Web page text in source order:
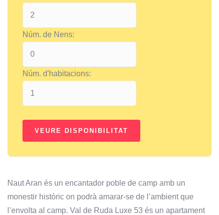
Núm. de Nens:
Núm. d'habitacions:
Naut Aran és un encantador poble de camp amb un
monestir històric on podrà amarar-se de l’ambient que
l’envolta al camp. Val de Ruda Luxe 53 és un apartament